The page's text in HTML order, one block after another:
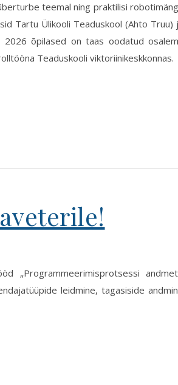
teemal ning praktilisi
Tartu Ülikooli Teaduskool (Ahto Truu)
õpilased on taas oodatud
Teaduskooli viktoriinikeskkonnas.
„Programmeerimisprotsessi
leidmine, tagasiside